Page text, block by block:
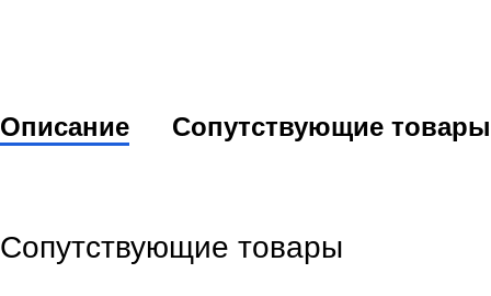
Описание Сопутствующие товары
Сопутствующие товары